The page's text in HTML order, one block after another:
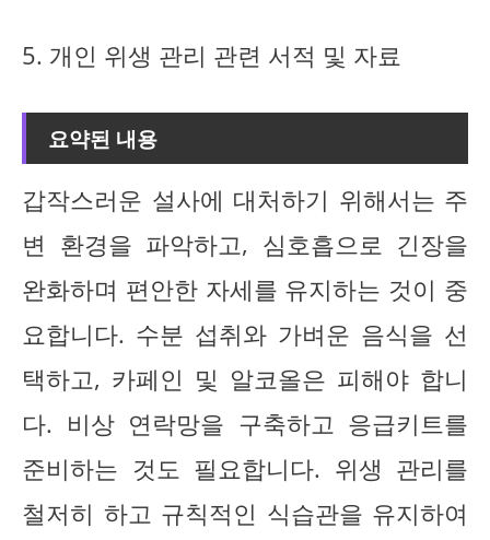
5. 개인 위생 관리 관련 서적 및 자료
요약된 내용
갑작스러운 설사에 대처하기 위해서는 주
변 환경을 파악하고, 심호흡으로 긴장을
완화하며 편안한 자세를 유지하는 것이 중
요합니다. 수분 섭취와 가벼운 음식을 선
택하고, 카페인 및 알코올은 피해야 합니
다. 비상 연락망을 구축하고 응급키트를
준비하는 것도 필요합니다. 위생 관리를
철저히 하고 규칙적인 식습관을 유지하여